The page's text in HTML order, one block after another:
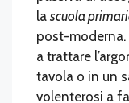
la scuola
post-moderna.
a trattare
tavola o in un
volenterosi a